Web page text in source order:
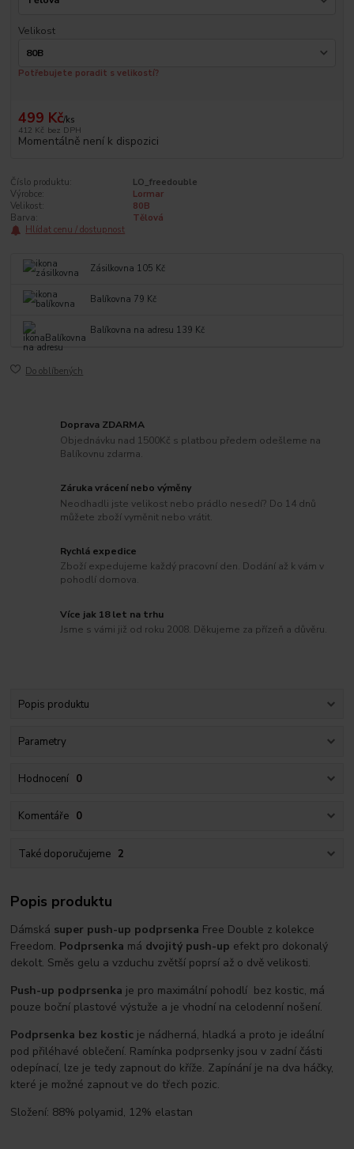
Velikost
Potřebujete poradit s velikostí?
499 Kč/ks
412 Kč bez DPH
Momentálně není k dispozici
Číslo produktu:
LO_freedouble
Výrobce:
Lormar
Velikost:
80B
Barva:
Tělová
Hlídat cenu / dostupnost
Zásilkovna 105 Kč
Balíkovna 79 Kč
Balíkovna na adresu 139 Kč
Do oblíbených
Doprava ZDARMA
Objednávku nad 1500Kč s platbou předem odešleme na
Balíkovnu zdarma.
Záruka vrácení nebo výměny
Neodhadli jste velikost nebo prádlo nesedí? Do 14 dnů
můžete zboží vyměnit nebo vrátit.
Rychlá expedice
Zboží expedujeme každý pracovní den. Dodání až k vám v
pohodlí domova.
Více jak 18 let na trhu
Jsme s vámi již od roku 2008. Děkujeme za přízeň a důvěru.
Popis produktu
Parametry
Hodnocení 0
Komentáře 0
Také doporučujeme 2
Popis produktu
Dámská super push-up podprsenka Free Double z kolekce
Freedom. Podprsenka má dvojitý push-up efekt pro dokonalý
dekolt. Směs gelu a vzduchu zvětší poprsí až o dvě velikosti.
Push-up podprsenka je pro maximální pohodlí bez kostic, má
pouze boční plastové výstuže a je vhodní na celodenní nošení.
Podprsenka bez kostic je nádherná, hladká a proto je ideální
pod přiléhavé oblečení. Ramínka podprsenky jsou v zadní části
odepínací, lze je tedy zapnout do kříže. Zapínání je na dva háčky,
které je možné zapnout ve do třech pozic.
Složení: 88% polyamid, 12% elastan